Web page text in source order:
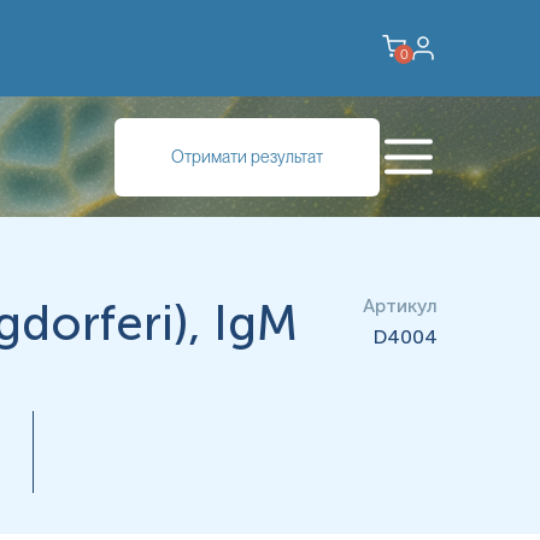
0
Отримати результат
яка передається людині через укус інфікованого
люди, які живуть у лісистій місцевості.
або місяців після укусу кліща):
IgM
Артикул
D4004